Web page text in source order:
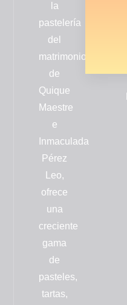
la
pastelería
del
matrimonio
de
Quique
Maestre
e
Inmaculada
Pérez
Leo,
ofrece
una
creciente
gama
de
pasteles,
tartas,